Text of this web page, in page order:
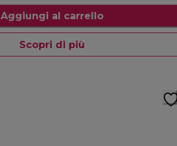
Aggiungi al carrello
Scopri di più